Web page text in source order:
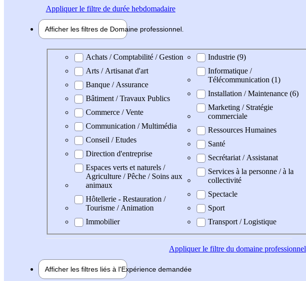
Appliquerle filtre de durée hebdomadaire
Afficher les filtres de Domaine professionnel
Domaine professionel
Achats / Comptabilité / Gestion
Arts / Artisanat d'art
Banque / Assurance
Bâtiment / Travaux Publics
Commerce / Vente
Communication / Multimédia
Conseil / Etudes
Direction d'entreprise
Espaces verts et naturels /
Agriculture / Pêche / Soins aux
animaux
Hôtellerie - Restauration /
Tourisme / Animation
Immobilier
Industrie (9)
Informatique /
Télécommunication (1)
Installation / Maintenance (6)
Marketing / Stratégie
commerciale
Ressources Humaines
Santé
Secrétariat / Assistanat
Services à la personne / à la
collectivité
Spectacle
Sport
Transport / Logistique
Appliquerle filtre du domaine professionnel
Afficher les filtres liés à l'Expérience demandée